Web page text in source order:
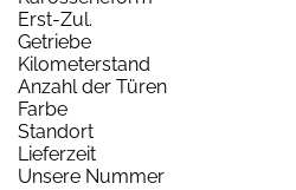
Erst-Zul.
Getriebe
Kilometerstand
Anzahl der Türen
Farbe
Standort
Lieferzeit
Unsere Nummer